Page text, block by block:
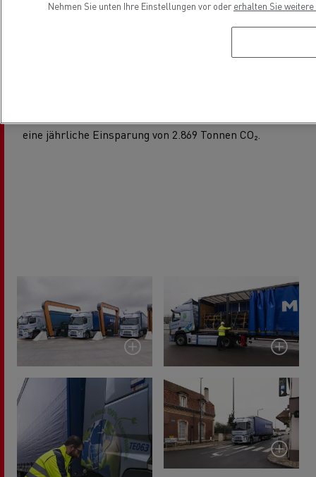
Fahrer bleiben in der Nähe ihres Wohnortes. Dies
Die Nutzung eines 100%-igen elektrischen Systems
eine jährliche Einsparung von 2.869 Tonnen CO₂.
Nehmen Sie unten Ihre Einstellungen vor oder erhalten Sie